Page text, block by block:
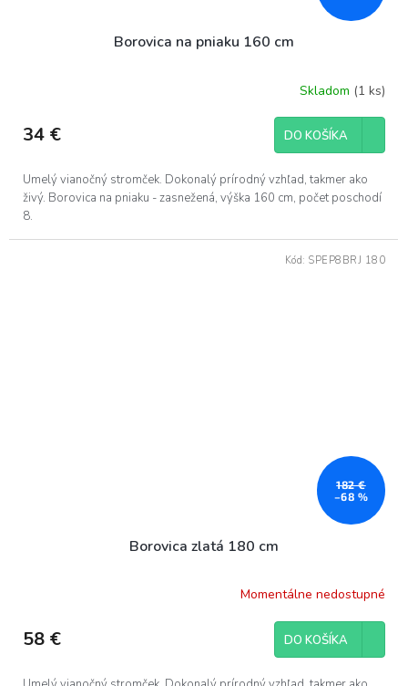
Borovica na pniaku 160 cm
Skladom (1 ks)
34 € DO KOŠÍKA
Umelý vianočný stromček. Dokonalý prírodný vzhľad, takmer ako
živý. Borovica na pniaku - zasnežená, výška 160 cm, počet poschodí
8.
182 €
–68 %
Borovica zlatá 180 cm
Momentálne nedostupné
58 € DO KOŠÍKA
Kód: SPEP8BRJ 180